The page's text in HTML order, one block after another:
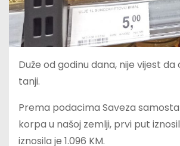
Duže od godinu dana, nije vijest
tanji.
Prema podacima Saveza
korpa u našoj zemlji, prvi put
iznosila je 1.096 KM.